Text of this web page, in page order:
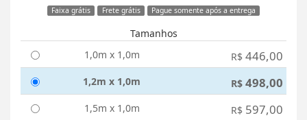
Faixa grátis Frete grátis Pague somente após a entrega
Tamanhos
1,0m x 1,0m
R$ 446,00
1,2m x 1,0m R$ 498,00
1,5m x 1,0m R$ 597,00